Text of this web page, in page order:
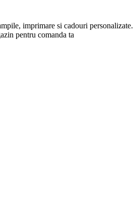
imprimare si cadouri personalizate.
pentru comanda ta